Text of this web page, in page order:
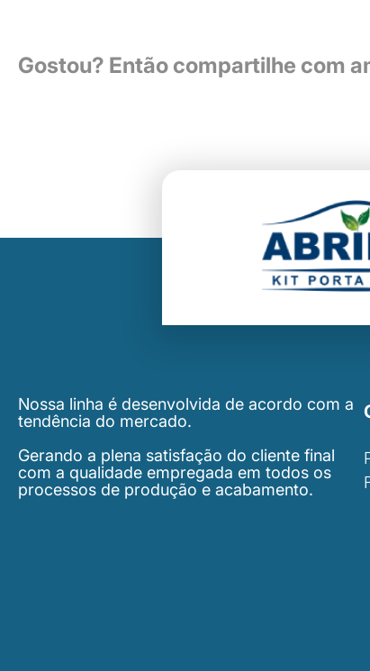
Gostou? Então compartilhe com
Nossa linha é desenvolvida de acordo com a
tendência do mercado.
Gerando a plena satisfação do cliente final
com a qualidade empregada em todos os
processos de produção e acabamento.